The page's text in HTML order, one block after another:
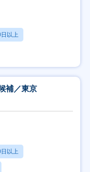
以上
補／東京
以上